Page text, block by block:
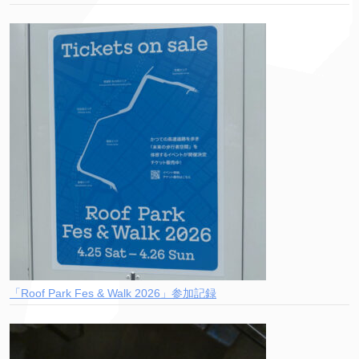
「Roof Park Fes & Walk 2026」参加記録